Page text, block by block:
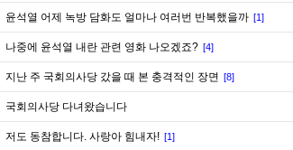
윤석열 어제 녹방 담화도 얼마나 여러번 반복했을까 [1]
나중에 윤석열 내란 관련 영화 나오겠죠? [4]
지난 주 국회의사당 갔을 때 본 충격적인 장면 [8]
국회의사당 다녀왔습니다
저도 동참합니다. 사랑아 힘내자! [1]